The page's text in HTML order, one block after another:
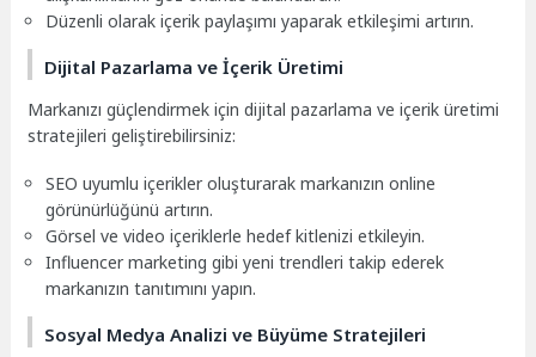
Düzenli olarak içerik paylaşımı yaparak etkileşimi artırın.
Dijital Pazarlama ve İçerik Üretimi
Markanızı güçlendirmek için dijital pazarlama ve içerik üretimi
stratejileri geliştirebilirsiniz:
SEO uyumlu içerikler oluşturarak markanızın online
görünürlüğünü artırın.
Görsel ve video içeriklerle hedef kitlenizi etkileyin.
Influencer marketing gibi yeni trendleri takip ederek
markanızın tanıtımını yapın.
Sosyal Medya Analizi ve Büyüme Stratejileri